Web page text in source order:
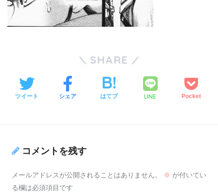
SHARE
ツイート シェア はてブ LINE Pocket
コメントを残す
メールアドレスが公開されることはありません。 ※ が付いてい
る欄は必須項目です